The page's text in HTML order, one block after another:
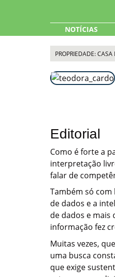
NOTÍCIAS
PROPRIEDADE:
Editorial
Como é forte a
interpretação
falar de
Também só
de dados e a
de dados e mais
informação fez
Muitas vezes,
uma busca
que exige